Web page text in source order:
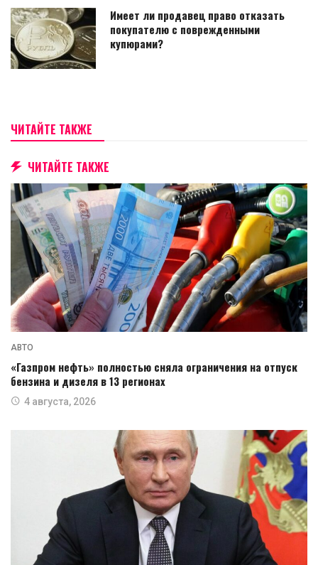
Имеет ли продавец право отказать
покупателю с поврежденными
купюрами?
ЧИТАЙТЕ ТАКЖЕ
ЧИТАЙТЕ ТАКЖЕ
АВТО
«Газпром нефть» полностью сняла ограничения на отпуск
бензина и дизеля в 13 регионах
4 августа, 2026